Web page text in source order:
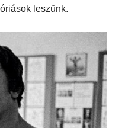
leszünk.